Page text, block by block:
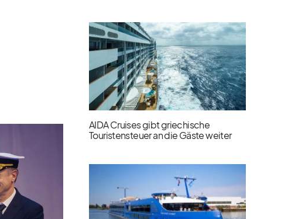
AIDA Cruises gibt griechische
Touristensteuer an die Gäste weiter